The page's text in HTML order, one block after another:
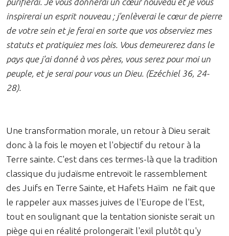
inspirerai un esprit nouveau ; j'enlèverai le cœur de pierre
de votre sein et je ferai en sorte que vos observiez mes
statuts et pratiquiez mes lois. Vous demeurerez dans le
pays que j'ai donné à vos pères, vous serez pour moi un
peuple, et je serai pour vous un Dieu. (Ezéchiel 36, 24-
28).
Une transformation morale, un retour à Dieu serait
donc à la fois le moyen et l'objectif du retour à la
Terre sainte. C'est dans ces termes-là que la tradition
classique du judaïsme entrevoit le rassemblement
des Juifs en Terre Sainte, et Hafets Haïm ne fait que
le rappeler aux masses juives de l'Europe de l'Est,
tout en soulignant que la tentation sioniste serait un
piège qui en réalité prolongerait l'exil plutôt qu'y